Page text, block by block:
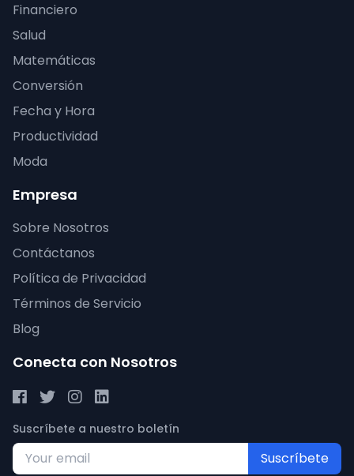
Financiero
Salud
Matemáticas
Conversión
Fecha y Hora
Productividad
Moda
Empresa
Sobre Nosotros
Contáctanos
Política de Privacidad
Términos de Servicio
Blog
Conecta con Nosotros
Suscríbete a nuestro boletín
Suscríbete